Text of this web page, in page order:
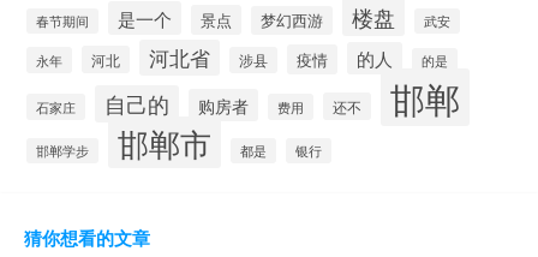
春节期间 是一个 景点 梦幻西游 楼盘 武安
永年 河北 河北省 涉县 疫情 的人 的是
石家庄 自己的 购房者 费用 还不 邯郸
邯郸学步 邯郸市 都是 银行
猜你想看的文章